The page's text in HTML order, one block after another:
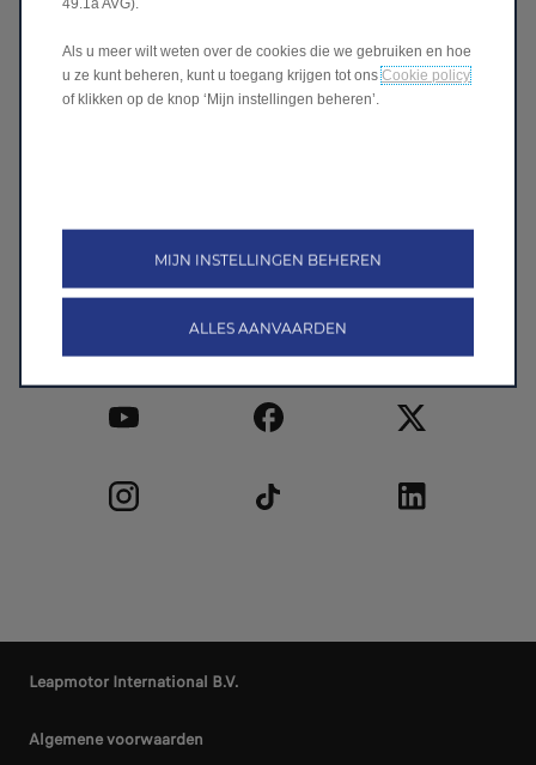
Follow Leapmotor
Leapmotor International B.V.
Algemene voorwaarden
Als u meer wilt weten over de cookies die we gebruiken en hoe
u ze kunt beheren, kunt u toegang krijgen tot onsCookie policy
of klikken op de knop ‘Mijn instellingen beheren’.
MIJN INSTELLINGEN BEHEREN
ALLES AANVAARDEN